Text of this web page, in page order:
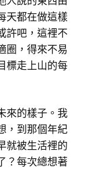
天都在做這樣
許吧，這裡不
圈，得來不易
標走上山的每
來的樣子。我
，到那個年紀
就被生活裡的
？每次總想著